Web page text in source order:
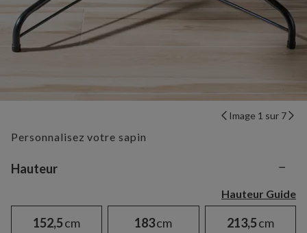
Image 1 sur 7
Personnalisez votre sapin
Variant selection
Hauteur −
Hauteur Guide
152,5cm 183cm 213,5cm